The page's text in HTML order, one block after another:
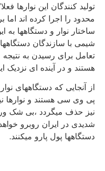
تولید کنندگان این نوارها
محدود را اجرا کرده اند اما
ساختار نوار و دستگاهها به
شیمی با سازندگان
تعامل برای رسیدن به
هستند و در آینده ای
از آنجایی که دستگاههای
پی وی سی هستند و نوارها
نیز حذف میگردد ،بی شک
شدیدی در ایران روبرو
دستگاهها پول پارو میکنند.